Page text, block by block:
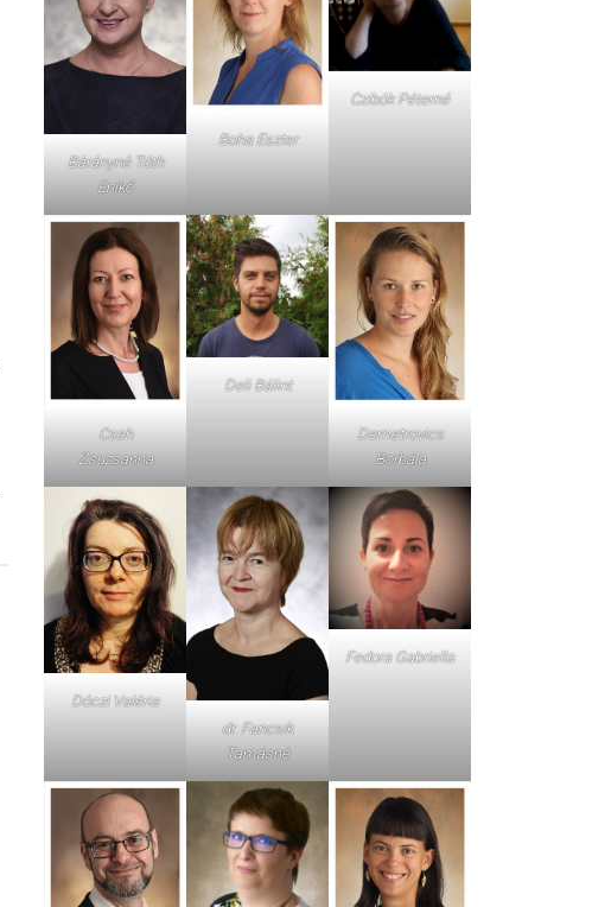
Bárányné Tóth
Enikő
Boha Eszter
Czibók Péterné
Cseh
Zsuzsanna
Deli Bálint
Demetrovics
Borbála
Dóczi Valéria
dr. Fancsik
Tamásné
Fedora Gabriella